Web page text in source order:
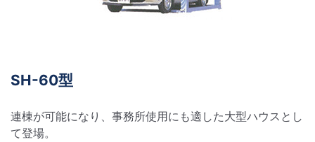
SH-60型
連棟が可能になり、事務所使用にも適した大型ハウスとし
て登場。